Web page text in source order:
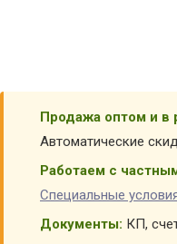
Продажа оптом и в
Автоматические
Работаем с
Специальные
Документы: КП,